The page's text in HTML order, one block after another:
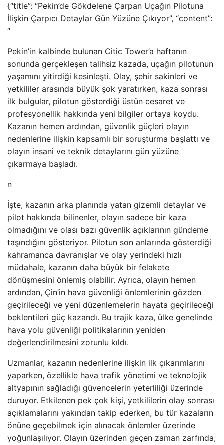
{“title”: “Pekin’de Gökdelene Çarpan Uçağın Pilotuna
İlişkin Çarpıcı Detaylar Gün Yüzüne Çıkıyor”, “content”:
“
Pekin’in kalbinde bulunan Citic Tower’a haftanın
sonunda gerçekleşen talihsiz kazada, uçağın pilotunun
yaşamını yitirdiği kesinleşti. Olay, şehir sakinleri ve
yetkililer arasında büyük şok yaratırken, kaza sonrası
ilk bulgular, pilotun gösterdiği üstün cesaret ve
profesyonellik hakkında yeni bilgiler ortaya koydu.
Kazanın hemen ardından, güvenlik güçleri olayın
nedenlerine ilişkin kapsamlı bir soruşturma başlattı ve
olayın insani ve teknik detaylarını gün yüzüne
çıkarmaya başladı.
n
İşte, kazanın arka planında yatan gizemli detaylar ve
pilot hakkında bilinenler, olayın sadece bir kaza
olmadığını ve olası bazı güvenlik açıklarının gündeme
taşındığını gösteriyor. Pilotun son anlarında gösterdiği
kahramanca davranışlar ve olay yerindeki hızlı
müdahale, kazanın daha büyük bir felakete
dönüşmesini önlemiş olabilir. Ayrıca, olayın hemen
ardından, Çin’in hava güvenliği önlemlerinin gözden
geçirileceği ve yeni düzenlemelerin hayata geçirileceği
beklentileri güç kazandı. Bu trajik kaza, ülke genelinde
hava yolu güvenliği politikalarının yeniden
değerlendirilmesini zorunlu kıldı.
Uzmanlar, kazanın nedenlerine ilişkin ilk çıkarımlarını
yaparken, özellikle hava trafik yönetimi ve teknolojik
altyapının sağladığı güvencelerin yeterliliği üzerinde
duruyor. Etkilenen pek çok kişi, yetkililerin olay sonrası
açıklamalarını yakından takip ederken, bu tür kazaların
önüne geçebilmek için alınacak önlemler üzerinde
yoğunlaşılıyor. Olayın üzerinden geçen zaman zarfında,